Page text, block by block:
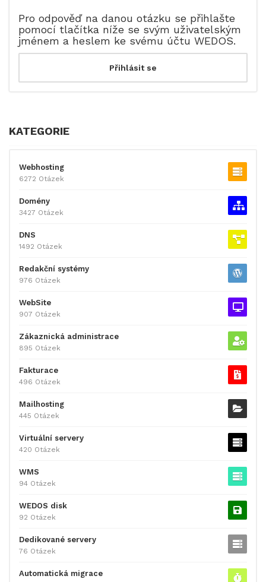
Pro odpověď na danou otázku se přihlašte
pomocí tlačítka níže se svým uživatelským
jménem a heslem ke svému účtu WEDOS.
KATEGORIE
Webhosting
6272 Otázek
Domény
3427 Otázek
DNS
1492 Otázek
Redakční systémy
976 Otázek
WebSite
907 Otázek
Zákaznická administrace
895 Otázek
Fakturace
496 Otázek
Mailhosting
445 Otázek
Virtuální servery
420 Otázek
WMS
94 Otázek
WEDOS disk
92 Otázek
Dedikované servery
76 Otázek
Automatická migrace